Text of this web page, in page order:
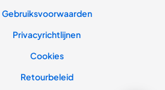
Gebruiksvoorwaarden
Privacyrichtlijnen
Cookies
Retourbeleid